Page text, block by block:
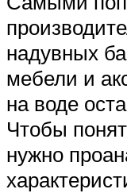
надувных
мебели и
на воде
Чтобы
нужно